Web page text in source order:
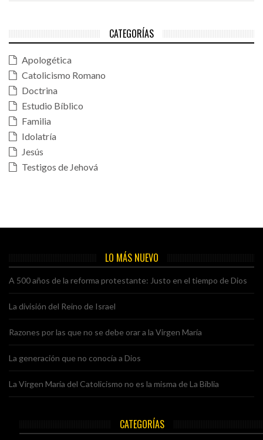
CATEGORÍAS
Apologética
Catolicismo Romano
Doctrina
Estudio Bíblico
Familia
Idolatría
Jesús
Testigos de Jehová
LO MÁS NUEVO
A 500 años de la reforma protestante: Justo en el tiempo de Dios
La división del Reino de Israel
Razones por las que no se debe orar a la Virgen María
La generación que no conocía a Dios
La Virgen María del Catolicismo no es la misma de La Biblia
CATEGORÍAS